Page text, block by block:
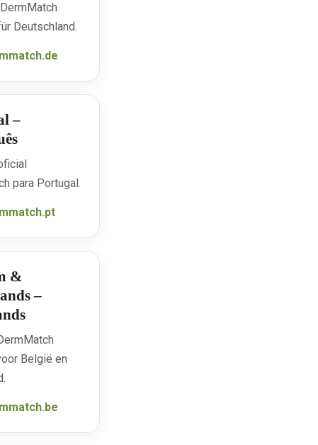
Deutschland.
–
para Portugal.
&
–
België en